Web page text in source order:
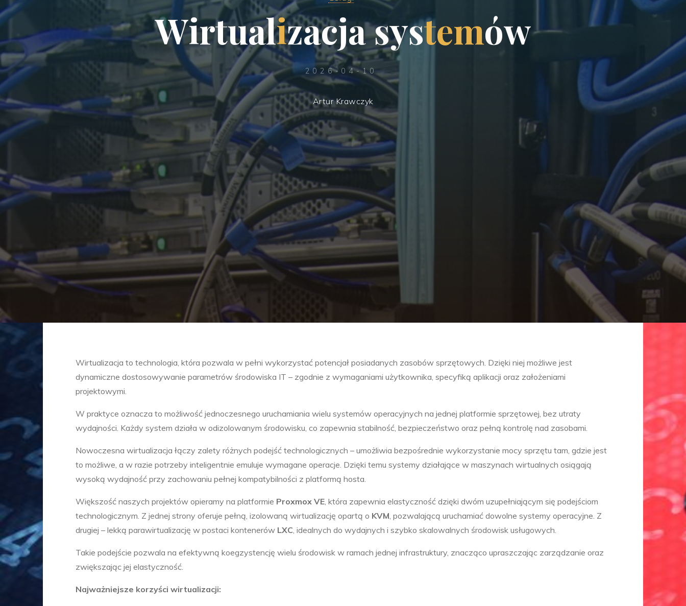
Wirtualizacjasystemów
2026-04-10
Artur Krawczyk
Wirtualizacja to technologia, która pozwala w pełni wykorzystać potencjał posiadanych zasobów sprzętowych. Dzięki niej możliwe jest
dynamiczne dostosowywanie parametrów środowiska IT – zgodnie z wymaganiami użytkownika, specyfiką aplikacji oraz założeniami
projektowymi.
W praktyce oznacza to możliwość jednoczesnego uruchamiania wielu systemów operacyjnych na jednej platformie sprzętowej, bez utraty
wydajności. Każdy system działa w odizolowanym środowisku, co zapewnia stabilność, bezpieczeństwo oraz pełną kontrolę nad zasobami.
Nowoczesna wirtualizacja łączy zalety różnych podejść technologicznych – umożliwia bezpośrednie wykorzystanie mocy sprzętu tam, gdzie jest
to możliwe, a w razie potrzeby inteligentnie emuluje wymagane operacje. Dzięki temu systemy działające w maszynach wirtualnych osiągają
wysoką wydajność przy zachowaniu pełnej kompatybilności z platformą hosta.
Większość naszych projektów opieramy na platformie Proxmox VE, która zapewnia elastyczność dzięki dwóm uzupełniającym się podejściom
technologicznym. Z jednej strony oferuje pełną, izolowaną wirtualizację opartą o KVM, pozwalającą uruchamiać dowolne systemy operacyjne. Z
drugiej – lekką parawirtualizację w postaci kontenerów LXC, idealnych do wydajnych i szybko skalowalnych środowisk usługowych.
Takie podejście pozwala na efektywną koegzystencję wielu środowisk w ramach jednej infrastruktury, znacząco upraszczając zarządzanie oraz
zwiększając jej elastyczność.
Najważniejsze korzyści wirtualizacji: